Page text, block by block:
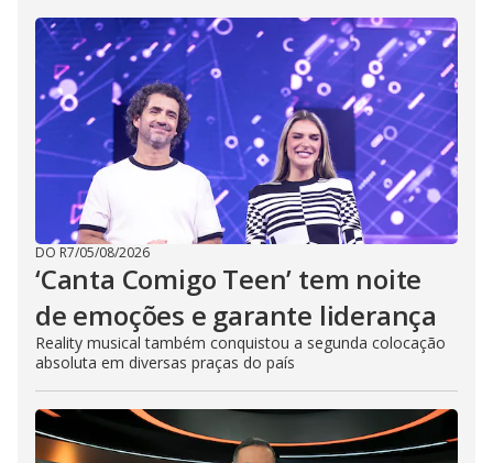
DO R7/05/08/2026
‘Canta Comigo Teen’ tem noite
de emoções e garante liderança
Reality musical também conquistou a segunda colocação
absoluta em diversas praças do país